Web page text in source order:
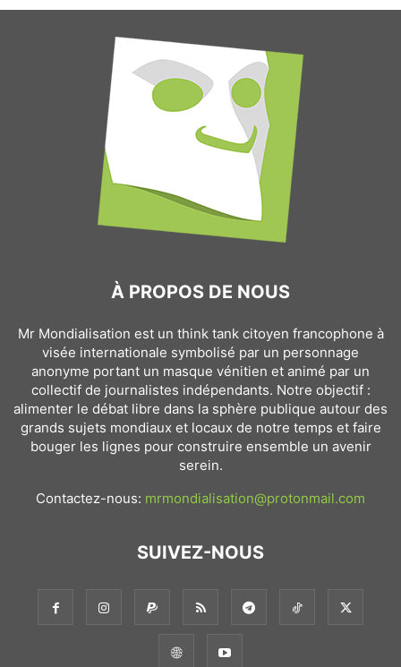
À PROPOS DE NOUS
Mr Mondialisation est un think tank citoyen francophone à
visée internationale symbolisé par un personnage
anonyme portant un masque vénitien et animé par un
collectif de journalistes indépendants. Notre objectif :
alimenter le débat libre dans la sphère publique autour des
grands sujets mondiaux et locaux de notre temps et faire
bouger les lignes pour construire ensemble un avenir
serein.
Contactez-nous: mrmondialisation@protonmail.com
SUIVEZ-NOUS